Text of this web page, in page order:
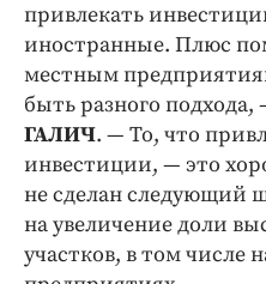
привлекать
иностранные. Плюс
местным
быть разного подхода,
ГАЛИЧ. — То, что
инвестиции, — это
не сделан следующий
на увеличение доли
участков, в том числе